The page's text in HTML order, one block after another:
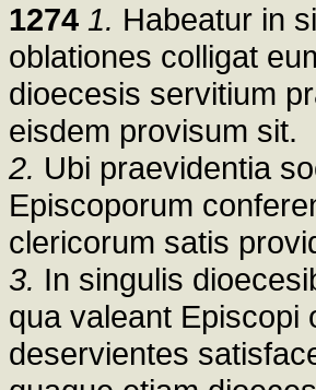
1274 1. Habeatur in
oblationes colligat
dioecesis servitium
eisdem provisum sit.
2. Ubi praevidentia
Episcoporum
clericorum satis
3. In singulis
qua valeant Episcopi
deservientes